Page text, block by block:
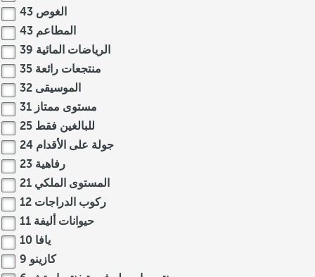
الغوص 43
المطاعم 43
الرياضات المائية 39
منتجعات رائعة 35
الموسيقى 32
مستوى ممتاز 31
للبالغين فقط 25
جولة على الأقدام 24
رفاهية 23
المستوى الملكي 21
ركوب الدراجات 12
حيوانات أليفة 11
يافا 10
كازينو 9